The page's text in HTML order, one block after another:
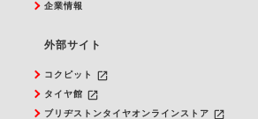
企業情報
外部サイト
コクピット launch
タイヤ館 launch
ブリヂストンタイヤオンラインストア launch